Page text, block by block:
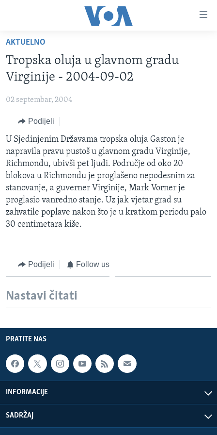
glavni
sadržaj
Pređi
glavnu
navigaciju
pretragu
TV PROGRAM
VIDEO
FOTOGRAFIJE DANA
VIJESTI
SJEDINJENE AMERIČKE DRŽAVE
BOSNA I HERCEGOVINA
NAUKA I TEHNOLOGIJA
SPECIJALNI PROJEKTI
KORUPCIJA
SLOBODA MEDIJA
ŽENSKA STRANA
IZBJEGLIČKA STRANA
MAGAZIN
Learning English
PRATITE NAS
Jezici
AKTUELNO
Tropska oluja u glavnom gradu
Virginije - 2004-09-02
02 septembar, 2004
Podijeli
U Sjedinjenim Državama tropska oluja Gaston je
napravila pravu pustoš u glavnom gradu Virginije,
Richmondu, ubivši pet ljudi. Područje od oko 20
blokova u Richmondu je proglašeno nepodesnim za
stanovanje, a guverner Virginije, Mark Vorner je
proglasio vanredno stanje. Uz jak vjetar grad su
zahvatile poplave nakon što je u kratkom periodu palo
30 centimetara kiše.
Podijeli Follow us
Nastavi čitati
PRATITE NAS
INFORMACIJE
SADRŽAJ